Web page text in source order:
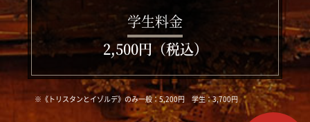
学生料金
2,500円（税込）
※《トリスタンとイゾルデ》のみ一般：5,200円 学生：3,700円